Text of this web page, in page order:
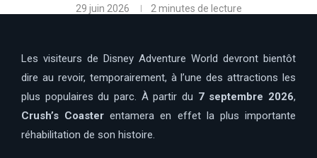
29 juin 2026 2 minutes de lecture
Les visiteurs de Disney Adventure World devront bientôt
dire au revoir, temporairement, à l’une des attractions les
plus populaires du parc. À partir du 7 septembre 2026,
Crush’s Coaster entamera en effet la plus importante
réhabilitation de son histoire.